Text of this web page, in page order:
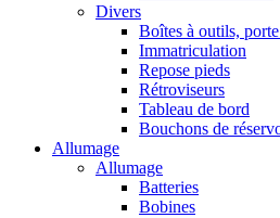
Divers
Boîtes à outils,
Immatriculation
Repose pieds
Rétroviseurs
Tableau de bord
Bouchons de
Allumage
Allumage
Batteries
Bobines